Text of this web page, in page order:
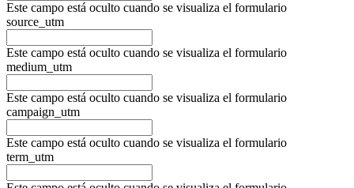
Este campo está oculto cuando se visualiza el formulario
source_utm
Este campo está oculto cuando se visualiza el formulario
medium_utm
Este campo está oculto cuando se visualiza el formulario
campaign_utm
Este campo está oculto cuando se visualiza el formulario
term_utm